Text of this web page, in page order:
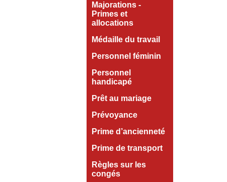
Majorations -
Primes et
allocations
Médaille du travail
Personnel féminin
Personnel
handicapé
Prêt au mariage
Prévoyance
Prime d’ancienneté
Prime de transport
Règles sur les
congés